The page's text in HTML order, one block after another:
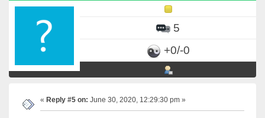
5
+0/-0
« Reply #5 on: June 30, 2020, 12:29:30 pm »